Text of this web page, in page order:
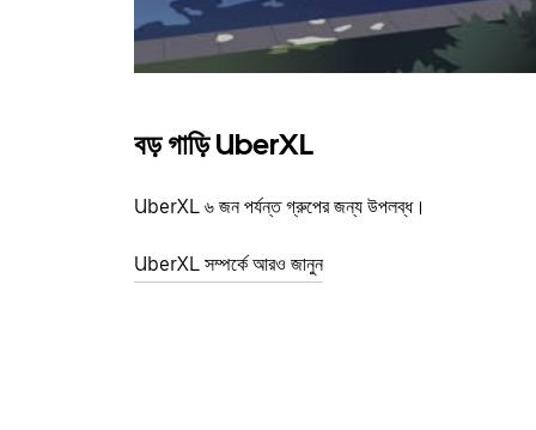
বড় গাড়ি UberXL
UberXL ৬ জন পর্যন্ত গ্রুপের জন্য উপলব্ধ।
UberXL সম্পর্কে আরও জানুন